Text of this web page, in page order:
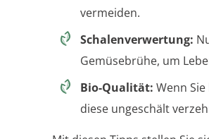
vermeiden.
Schalenverwertung:
Gemüsebrühe, um
Bio-Qualität: Wenn
diese ungeschält